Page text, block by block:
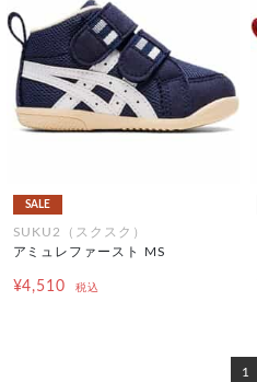
SALE
SUKU2（スクスク）
アミュレファースト MS
¥4,510 税込
1